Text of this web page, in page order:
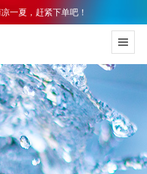
一夏，赶紧下单吧！